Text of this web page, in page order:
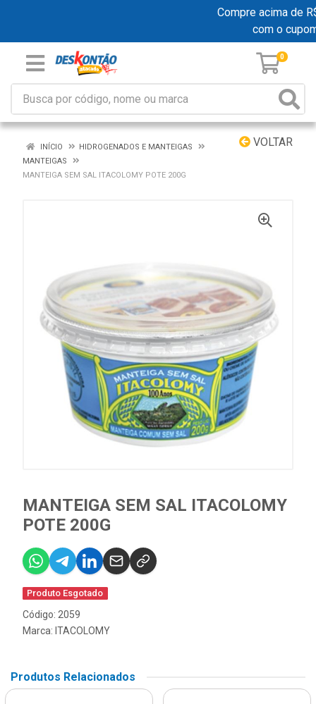
Compre acima de
com o
0
VOLTAR
INÍCIO
HIDROGENADOS E MANTEIGAS
MANTEIGAS
MANTEIGA SEM SAL ITACOLOMY POTE 200G
MANTEIGA SEM SAL ITACOLOMY
POTE 200G
Produto Esgotado
Código: 2059
Marca: ITACOLOMY
Produtos Relacionados